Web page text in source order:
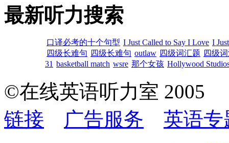
最新听力搜索
口译必考的十个句型 I Just Called to Say I Love I
四级长难句 四级长难句 outlaw 四级词汇题 四级
31 basketball match wsre 那个女孩 Hollywood
©在线英语听力室
链接
广告服务
英语专